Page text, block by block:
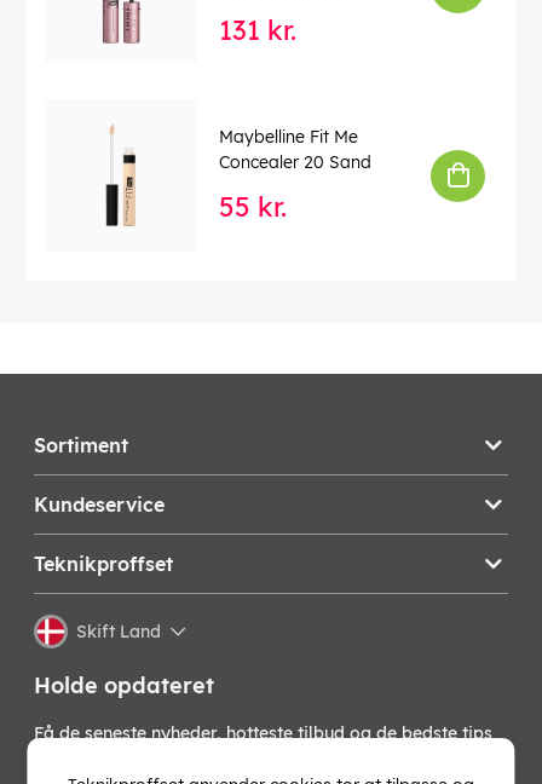
131 kr.
Maybelline Fit Me
Concealer 20 Sand
55 kr.
Sortiment
Kundeservice
Teknikproffset
Skift Land
Holde opdateret
Få de seneste nyheder, hotteste tilbud og de bedste tips